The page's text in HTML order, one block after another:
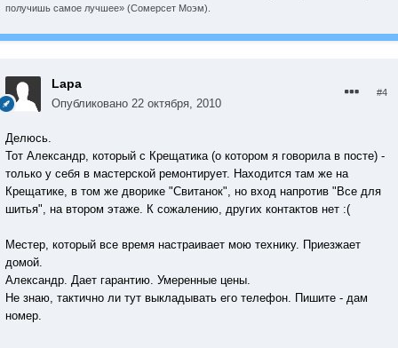
получишь самое лучшее» (Сомерсет Моэм).
Lapa
Опубликовано 22 октября, 2010
#4
Делюсь.
Тот Александр, который с Крещатика (о котором я говорила в посте) -
только у себя в мастерской ремонтирует. Находится там же на
Крещатике, в том же дворике "Свитанок", но вход напротив "Все для
шитья", на втором этаже. К сожалению, других контактов нет :(
Местер, который все время настраивает мою технику. Приезжает
домой.
Александр. Дает гарантию. Умеренные цены.
Не знаю, тактично ли тут выкладывать его телефон. Пишите - дам
номер.